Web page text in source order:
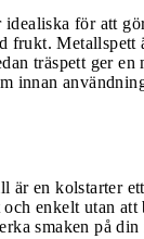
idealiska för att
frukt. Metallspett
träspett ger en
innan
är en kolstarter
enkelt utan att
smaken på din